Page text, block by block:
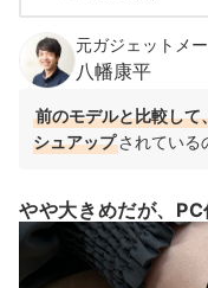
元ガジェットメ
八幡康平
前のモデルと比較して
シュアップ されている
やや大きめだが、